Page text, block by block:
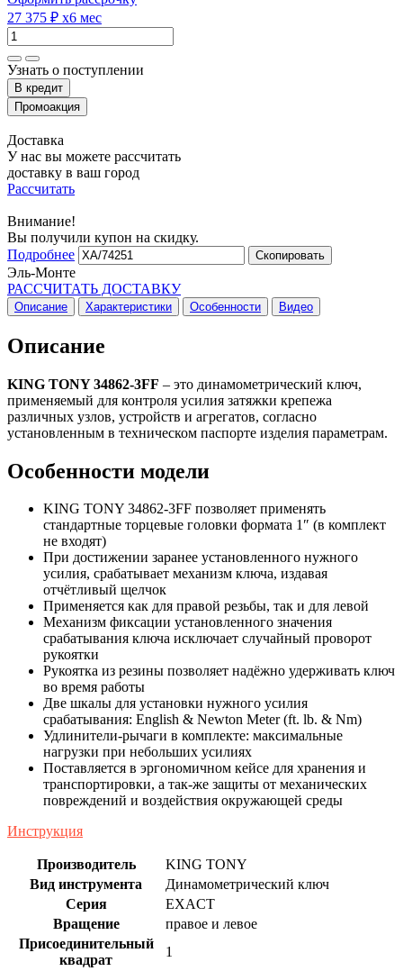
27 375 ₽ x6 мес
Узнать о поступлении
Доставка
У нас вы можете рассчитать
доставку в ваш город
Рассчитать
Внимание!
Вы получили купон на скидку.
Подробнее
Скопировать
Эль-Монте
РАССЧИТАТЬ ДОСТАВКУ
Описание Характеристики Особенности Видео
Описание
KING TONY 34862-3FF – это динамометрический ключ,
применяемый для контроля усилия затяжки крепежа
различных узлов, устройств и агрегатов, согласно
установленным в техническом паспорте изделия параметрам.
Особенности модели
KING TONY 34862-3FF позволяет применять
стандартные торцевые головки формата 1″ (в комплект
не входят)
При достижении заранее установленного нужного
усилия, срабатывает механизм ключа, издавая
отчётливый щелчок
Применяется как для правой резьбы, так и для левой
Механизм фиксации установленного значения
срабатывания ключа исключает случайный проворот
рукоятки
Рукоятка из резины позволяет надёжно удерживать ключ
во время работы
Две шкалы для установки нужного усилия
срабатывания: English & Newton Meter (ft. lb. & Nm)
Удлинители-рычаги в комплекте: максимальные
нагрузки при небольших усилиях
Поставляется в эргономичном кейсе для хранения и
транспортировки, а так-же защиты от механических
повреждений и воздействия окружающей среды
Инструкция
Производитель
KING TONY
Вид инструмента
Динамометрический ключ
Серия
EXACT
Вращение
правое и левое
Присоединительный
квадрат
1